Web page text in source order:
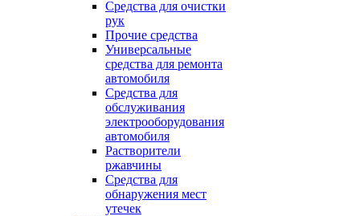
Средства для очистки
рук
Прочие средства
Универсальные
средства для ремонта
автомобиля
Средства для
обслуживания
электрооборудования
автомобиля
Растворители
ржавчины
Средства для
обнаружения мест
утечек